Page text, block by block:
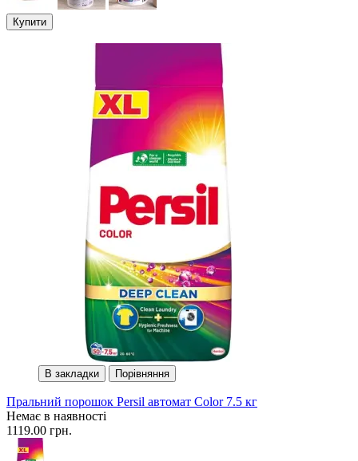
Купити
В закладки Порівняння
Пральний порошок Persil автомат Color 7.5 кг
Немає в наявності
1119.00 грн.